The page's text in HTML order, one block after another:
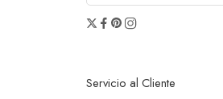
Servicio al Cliente